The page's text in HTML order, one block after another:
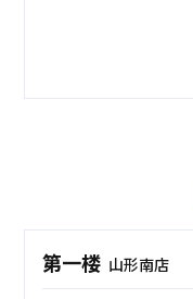
第一楼 山形南店